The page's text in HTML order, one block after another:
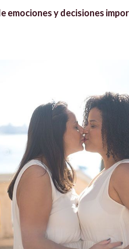
emociones y decisiones